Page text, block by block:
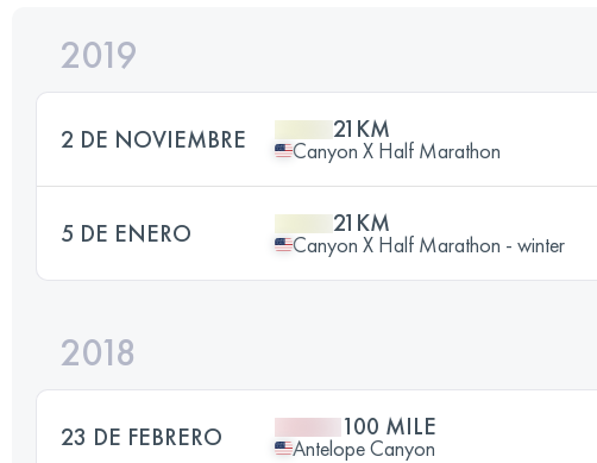
2019
2 DE NOVIEMBRE 21KM
Canyon X Half Marathon
5 DE ENERO 21KM
Canyon X Half Marathon - winter
2018
23 DE FEBRERO 100 MILE
Antelope Canyon